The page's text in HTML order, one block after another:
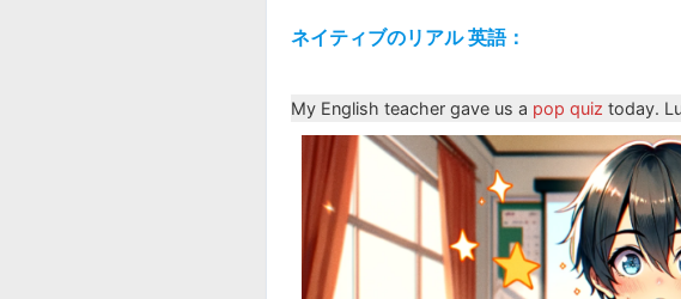
ネイティブのリアル 英語：
My English teacher gave us a pop quiz today.